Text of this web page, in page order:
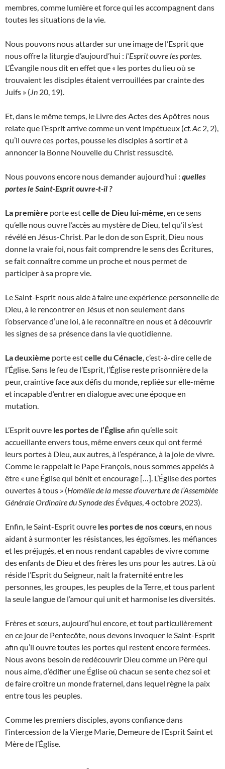
membres, comme lumière et force qui les accompagnent dans
toutes les situations de la vie.
Nous pouvons nous attarder sur une image de l’Esprit que
nous offre la liturgie d’aujourd’hui : l’Esprit ouvre les portes.
L’Évangile nous dit en effet que « les portes du lieu où se
trouvaient les disciples étaient verrouillées par crainte des
Juifs » (Jn 20, 19).
Et, dans le même temps, le Livre des Actes des Apôtres nous
relate que l’Esprit arrive comme un vent impétueux (cf.Ac 2, 2),
qu’il ouvre ces portes, pousse les disciples à sortir et à
annoncer la Bonne Nouvelle du Christ ressuscité.
Nous pouvons encore nous demander aujourd’hui : quelles
portes le Saint-Esprit ouvre-t-il ?
La première porte estcelle de Dieu lui-même, en ce sens
qu’elle nous ouvre l’accès au mystère de Dieu, tel qu’il s’est
révélé en Jésus-Christ. Par le don de son Esprit, Dieu nous
donne la vraie foi, nous fait comprendre le sens des Écritures,
se fait connaître comme un proche et nous permet de
participer à sa propre vie.
Le Saint-Esprit nous aide à faire une expérience personnelle de
Dieu, à le rencontrer en Jésus et non seulement dans
l’observance d’une loi, à le reconnaître en nous et à découvrir
les signes de sa présence dans la vie quotidienne.
La deuxième porte estcelle du Cénacle, c’est-à-dire celle de
l’Église. Sans le feu de l’Esprit, l’Église reste prisonnière de la
peur, craintive face aux défis du monde, repliée sur elle-même
et incapable d’entrer en dialogue avec une époque en
mutation.
L’Esprit ouvre les portes de l’Église afin qu’elle soit
accueillante envers tous, même envers ceux qui ont fermé
leurs portes à Dieu, aux autres, à l’espérance, à la joie de vivre.
Comme le rappelait le Pape François, nous sommes appelés à
être « une Église qui bénit et encourage […]. L’Église des portes
ouvertes à tous » (Homélie de la messe d’ouverture de l’Assemblée
Générale Ordinaire du Synode des Évêques, 4 octobre 2023).
Enfin, le Saint-Esprit ouvre les portes de nos cœurs, en nous
aidant à surmonter les résistances, les égoïsmes, les méfiances
et les préjugés, et en nous rendant capables de vivre comme
des enfants de Dieu et des frères les uns pour les autres. Là où
réside l’Esprit du Seigneur, naît la fraternité entre les
personnes, les groupes, les peuples de la Terre, et tous parlent
la seule langue de l’amour qui unit et harmonise les diversités.
Frères et sœurs, aujourd’hui encore, et tout particulièrement
en ce jour de Pentecôte, nous devons invoquer le Saint-Esprit
afin qu’il ouvre toutes les portes qui restent encore fermées.
Nous avons besoin de redécouvrir Dieu comme un Père qui
nous aime, d’édifier une Église où chacun se sente chez soi et
de faire croître un monde fraternel, dans lequel règne la paix
entre tous les peuples.
Comme les premiers disciples, ayons confiance dans
l’intercession de la Vierge Marie, Demeure de l’Esprit Saint et
Mère de l’Église.